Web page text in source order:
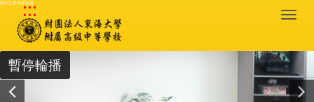
跳到主要內容區塊
:::
暫停輪播